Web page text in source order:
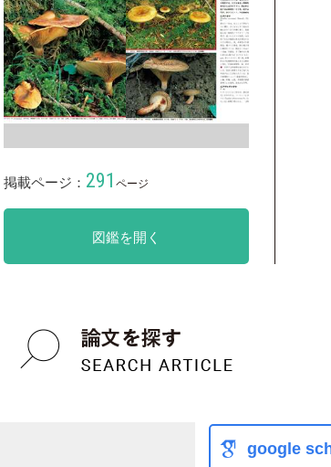
掲載ページ： 291 ページ
図鑑を開く
google